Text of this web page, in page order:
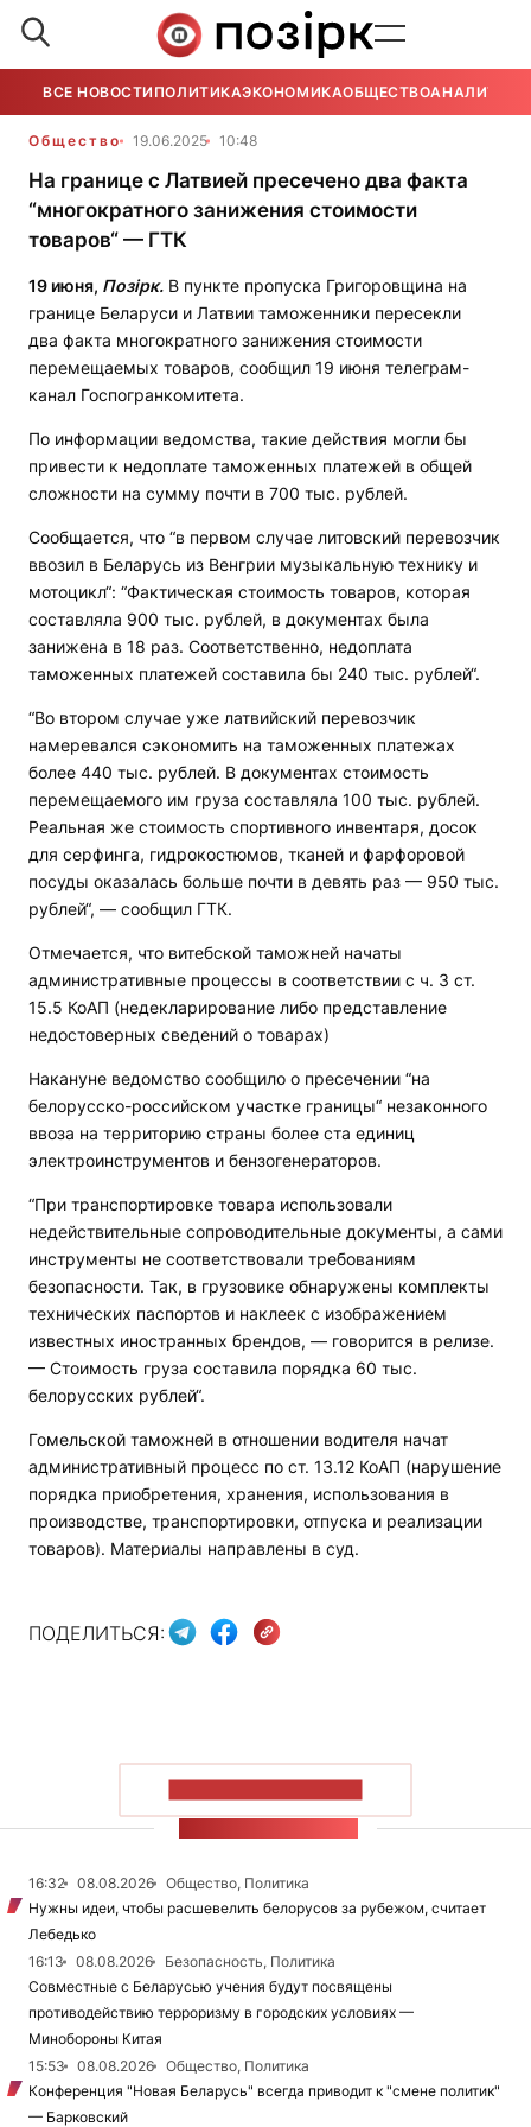
ВСЕ НОВОСТИ ПОЛИТИКАЭКОНОМИКАОБЩЕСТВОАНАЛИТИКА
Общество 19.06.2025 10:48
На границе с Латвией пресечено два факта
“многократного занижения стоимости
товаров“ — ГТК
19 июня, Позірк. В пункте пропуска Григоровщина на
границе Беларуси и Латвии таможенники пересекли
два факта многократного занижения стоимости
перемещаемых товаров, сообщил 19 июня телеграм-
канал Госпогранкомитета.
По информации ведомства, такие действия могли бы
привести к недоплате таможенных платежей в общей
сложности на сумму почти в 700 тыс. рублей.
Сообщается, что “в первом случае литовский перевозчик
ввозил в Беларусь из Венгрии музыкальную технику и
мотоцикл“: “Фактическая стоимость товаров, которая
составляла 900 тыс. рублей, в документах была
занижена в 18 раз. Соответственно, недоплата
таможенных платежей составила бы 240 тыс. рублей“.
“Во втором случае уже латвийский перевозчик
намеревался сэкономить на таможенных платежах
более 440 тыс. рублей. В документах стоимость
перемещаемого им груза составляла 100 тыс. рублей.
Реальная же стоимость спортивного инвентаря, досок
для серфинга, гидрокостюмов, тканей и фарфоровой
посуды оказалась больше почти в девять раз — 950 тыс.
рублей“, — сообщил ГТК.
Отмечается, что витебской таможней начаты
административные процессы в соответствии с ч. 3 ст.
15.5 КоАП (недекларирование либо представление
недостоверных сведений о товарах)
Накануне ведомство сообщило о пресечении “на
белорусско-российском участке границы“ незаконного
ввоза на территорию страны более ста единиц
электроинструментов и бензогенераторов.
“При транспортировке товара использовали
недействительные сопроводительные документы, а сами
инструменты не соответствовали требованиям
безопасности. Так, в грузовике обнаружены комплекты
технических паспортов и наклеек с изображением
известных иностранных брендов, — говорится в релизе.
— Стоимость груза составила порядка 60 тыс.
белорусских рублей“.
Гомельской таможней в отношении водителя начат
административный процесс по ст. 13.12 КоАП (нарушение
порядка приобретения, хранения, использования в
производстве, транспортировки, отпуска и реализации
товаров). Материалы направлены в суд.
ПОДЕЛИТЬСЯ:
16:32 08.08.2026
Общество, Политика
Нужны идеи, чтобы расшевелить белорусов за рубежом, считает
Лебедько
16:13
08.08.2026
Безопасность, Политика
Совместные с Беларусью учения будут посвящены
противодействию терроризму в городских условиях —
Минобороны Китая
15:53
08.08.2026
Общество, Политика
Конференция "Новая Беларусь" всегда приводит к "смене политик"
— Барковский